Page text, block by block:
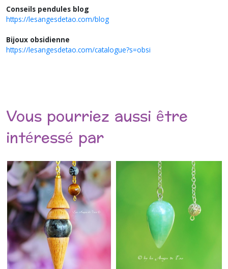
Conseils pendules blog
https://lesangesdetao.com/blog
Bijoux obsidienne
https://lesangesdetao.com/catalogue?s=obsi
Vous pourriez aussi être
intéressé par